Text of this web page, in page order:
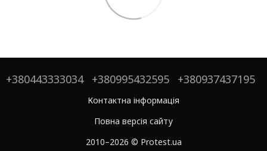
+380443333034 +380995432595 +380937437195
Контактна інформація
Повна версія сайту
2010–2026 © Protest.ua